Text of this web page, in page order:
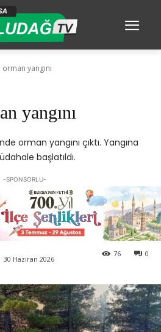
yangını
yangını
orman yangını çıktı. Yangına
başlatıldı.
-SPONSORLU-
30 Haziran 2026
0
76